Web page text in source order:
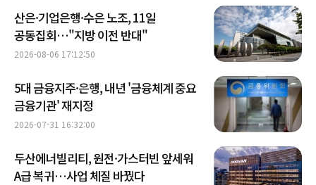
산은·기업은행·수은 노조, 11일
공동집회…"지방 이전 반대"
2026-08-06 17:12:50
5대 금융지주·은행, 내년 '금융체계 중요
금융기관' 재지정
2026-07-31 16:32:00
두산에너빌리티, 원전·가스터빈 앞세워
A급 복귀…사업 체질 바꿨다